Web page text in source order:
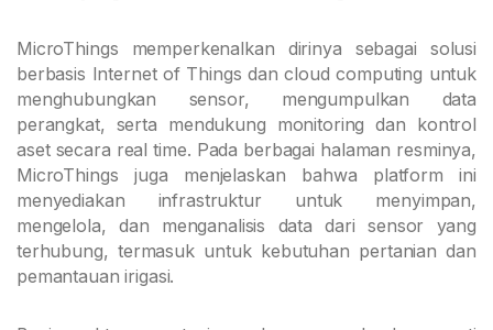
MicroThings memperkenalkan dirinya sebagai solusi
berbasis Internet of Things dan cloud computing untuk
menghubungkan sensor, mengumpulkan data
perangkat, serta mendukung monitoring dan kontrol
aset secara real time. Pada berbagai halaman resminya,
MicroThings juga menjelaskan bahwa platform ini
menyediakan infrastruktur untuk menyimpan,
mengelola, dan menganalisis data dari sensor yang
terhubung, termasuk untuk kebutuhan pertanian dan
pemantauan irigasi.